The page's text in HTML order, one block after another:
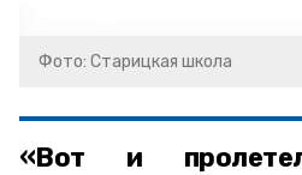
Фото: Старицкая школа
«Вот и